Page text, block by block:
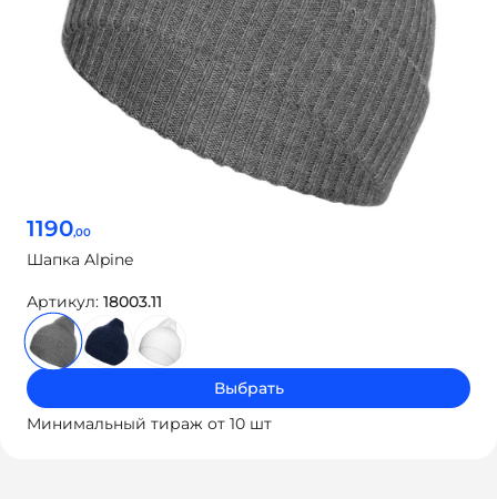
1190,00
Шапка Alpine
Артикул: 18003.11
Выбрать
Минимальный тираж от 10 шт